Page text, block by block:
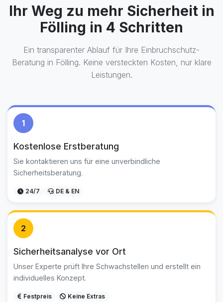
Ihr Weg zu mehr Sicherheit in
Fölling in 4 Schritten
Ein transparenter Ablauf für Ihre Einbruchschutz-
Beratung in Fölling. Keine versteckten Kosten, nur klare
Leistungen.
1
Kostenlose Erstberatung
Sie kontaktieren uns für eine unverbindliche
Sicherheitsberatung.
24/7 DE & EN
2
Sicherheitsanalyse vor Ort
Unser Experte prüft Ihre Schwachstellen und erstellt ein
individuelles Konzept.
Festpreis Keine Extras